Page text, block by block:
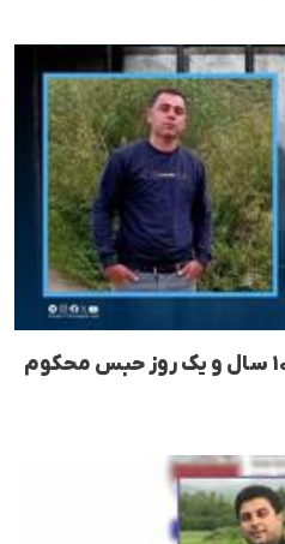
ارومیه؛ یونس نبی‌زاده به ۱۰ سال و یک روز حبس محکوم